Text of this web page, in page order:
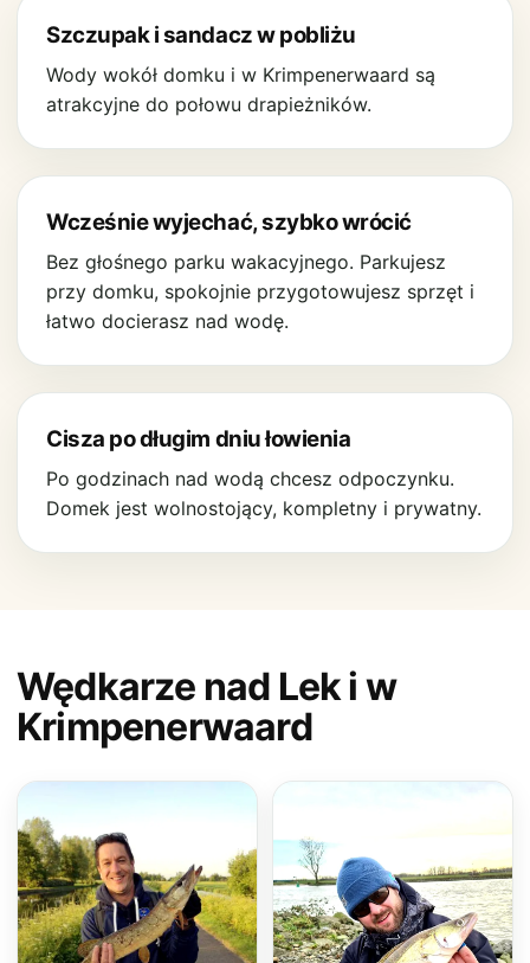
Szczupak i sandacz w pobliżu
Wody wokół domku i w Krimpenerwaard są
atrakcyjne do połowu drapieżników.
Wcześnie wyjechać, szybko wrócić
Bez głośnego parku wakacyjnego. Parkujesz
przy domku, spokojnie przygotowujesz sprzęt i
łatwo docierasz nad wodę.
Cisza po długim dniu łowienia
Po godzinach nad wodą chcesz odpoczynku.
Domek jest wolnostojący, kompletny i prywatny.
Wędkarze nad Lek i w
Krimpenerwaard